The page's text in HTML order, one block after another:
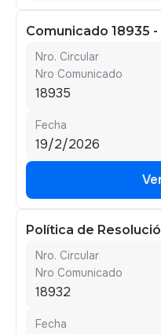
Comunicado 18935
Nro. Circular
Nro Comunicado
18935
Fecha
19/2/2026
Política de
Nro. Circular
Nro Comunicado
18932
Fecha